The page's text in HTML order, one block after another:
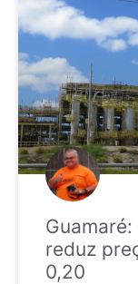
reduz
0,20